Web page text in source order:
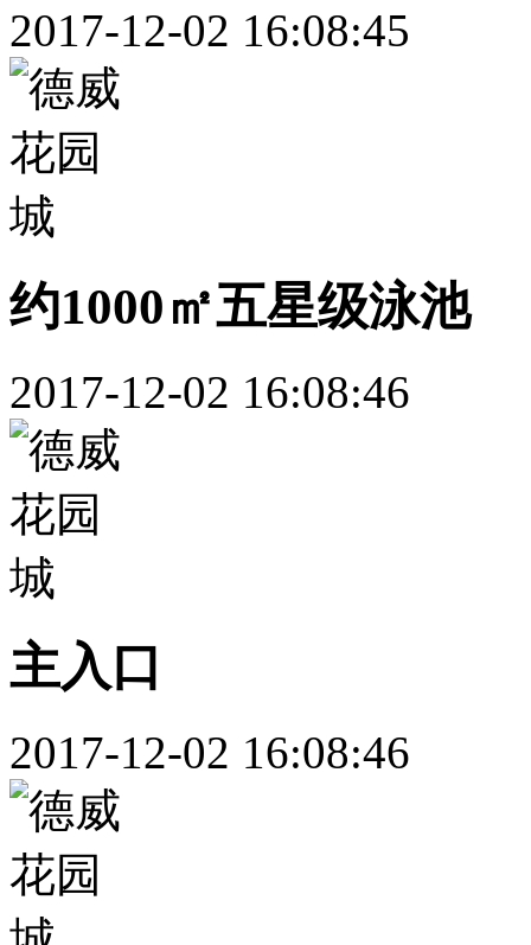
2017-12-02 16:08:45
约1000㎡五星级泳池
2017-12-02 16:08:46
主入口
2017-12-02 16:08:46